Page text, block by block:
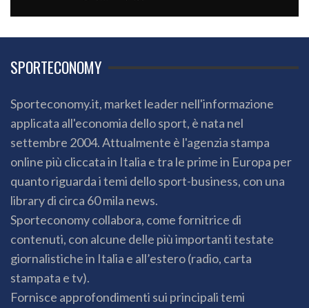
SPORTECONOMY
Sporteconomy.it, market leader nell'informazione
applicata all'economia dello sport, è nata nel
settembre 2004. Attualmente è l'agenzia stampa
online più cliccata in Italia e tra le prime in Europa per
quanto riguarda i temi dello sport-business, con una
library di circa 60 mila news.
Sporteconomy collabora, come fornitrice di
contenuti, con alcune delle più importanti testate
giornalistiche in Italia e all’estero (radio, carta
stampata e tv).
Fornisce approfondimenti sui principali temi